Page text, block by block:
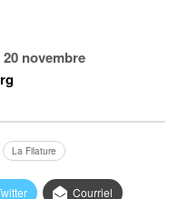
novembre
La Filature
Courriel